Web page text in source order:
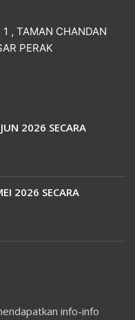
, TAMAN CHANDAN
PERAK
2026 SECARA
2026 SECARA
info-info